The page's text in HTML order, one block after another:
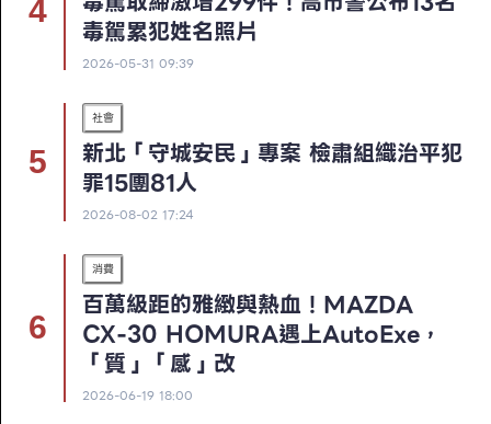
毒駕累犯姓名照片
2026-05-31 09:39
社會
新北「守城安民」專案 檢肅組織治平犯
罪15團81人
2026-08-02 17:24
消費
百萬級距的雅緻與熱血！MAZDA
CX-30 HOMURA遇上AutoExe，
「質」「感」改
2026-06-19 18:00